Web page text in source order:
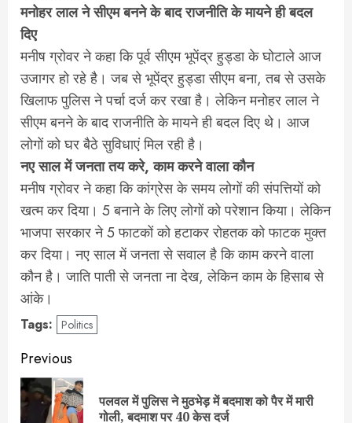
मनोहर लाल ने सीएम बनने के बाद राजनीति के मायने ही बदल
दिए
मनीष ग्रोवर ने कहा कि पूर्व सीएम भूपेंद्र हुड्डा के घोटाले आज
उजागर हो रहे है। जब से भूपेंद्र हुड्डा सीएम बना, तब से उसके
खिलाफ पुलिस ने पर्चा दर्ज कर रखा है। लेकिन मनोहर लाल ने
सीएम बनने के बाद राजनीति के मायने ही बदल दिए थे। आज
लोगों को घर बैठे सुविधाएं मिल रही है।
नए साल में जनता तय करे, काम करने वाला कौन
मनीष ग्रोवर ने कहा कि कांग्रेस के समय लोगों की संपत्तियों को
खत्म कर दिया। 5 बनाने के लिए लोगों को परेशान किया। लेकिन
भाजपा सरकार ने 5 फाटकों को हटाकर रोहतक को फाटक मुक्त
कर दिया। नए साल में जनता से सवाल है कि काम करने वाला
कौन है। जाति पाती से जनता ना देख, लेकिन काम के हिसाब से
आंके।
Tags: Politics
Post
navigation
Previous
पलवल में पुलिस ने मुठभेड़ में बदमाश को पैर में मारी
गोली, बदमाश पर 40 केस दर्ज